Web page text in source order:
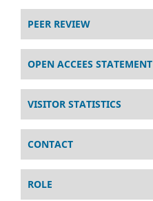
PEER REVIEW
OPEN ACCEES STATEMENT
VISITOR STATISTICS
CONTACT
ROLE